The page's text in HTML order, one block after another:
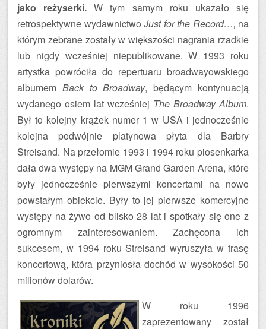
jako reżyserki. W tym samym roku ukazało się
retrospektywne wydawnictwo Just for the Record…, na
którym zebrane zostały w większości nagrania rzadkie
lub nigdy wcześniej niepublikowane. W 1993 roku
artystka powróciła do repertuaru broadwayowskiego
albumem Back to Broadway, będącym kontynuacją
wydanego osiem lat wcześniej The Broadway Album.
Był to kolejny krążek numer 1 w USA i jednocześnie
kolejna podwójnie platynowa płyta dla Barbry
Streisand. Na przełomie 1993 i 1994 roku piosenkarka
dała dwa występy na MGM Grand Garden Arena, które
były jednocześnie pierwszymi koncertami na nowo
powstałym obiekcie. Były to jej pierwsze komercyjne
występy na żywo od blisko 28 lat i spotkały się one z
ogromnym zainteresowaniem. Zachęcona ich
sukcesem, w 1994 roku Streisand wyruszyła w trasę
koncertową, która przyniosła dochód w wysokości 50
milionów dolarów.
W roku 1996
zaprezentowany został